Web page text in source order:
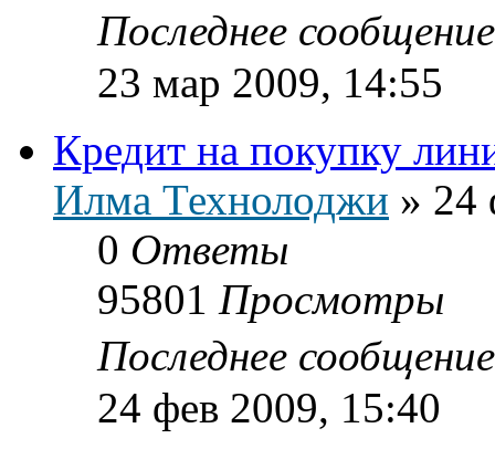
Последнее
23 мар 2009, 14:55
Кредит на покупку
Илма Технолоджи » 24
0 Ответы
95801 Просмотры
Последнее
24 фев 2009, 15:40